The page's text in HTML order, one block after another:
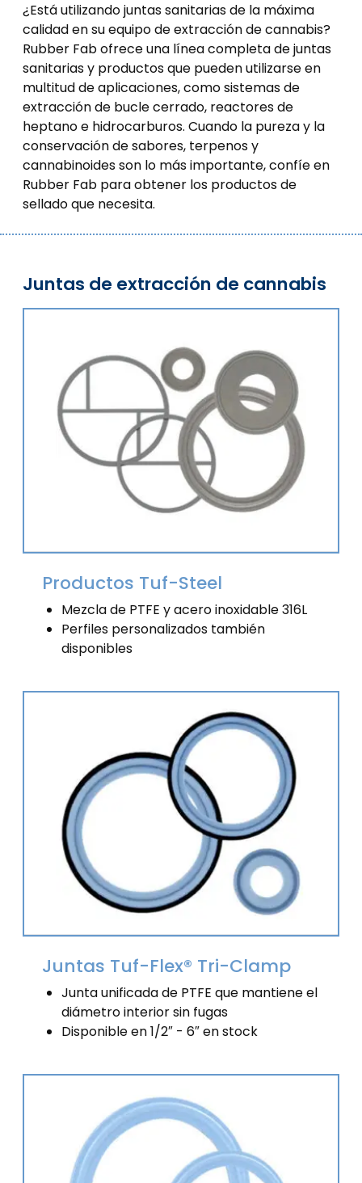
¿Está utilizando juntas sanitarias de la máxima
calidad en su equipo de extracción de cannabis?
Rubber Fab ofrece una línea completa de juntas
sanitarias y productos que pueden utilizarse en
multitud de aplicaciones, como sistemas de
extracción de bucle cerrado, reactores de
heptano e hidrocarburos. Cuando la pureza y la
conservación de sabores, terpenos y
cannabinoides son lo más importante, confíe en
Rubber Fab para obtener los productos de
sellado que necesita.
Juntas de extracción de cannabis
Productos Tuf-Steel
Mezcla de PTFE y acero inoxidable 316L
Perfiles personalizados también
disponibles
Juntas Tuf-Flex® Tri-Clamp
Junta unificada de PTFE que mantiene el
diámetro interior sin fugas
Disponible en 1/2″ - 6″ en stock